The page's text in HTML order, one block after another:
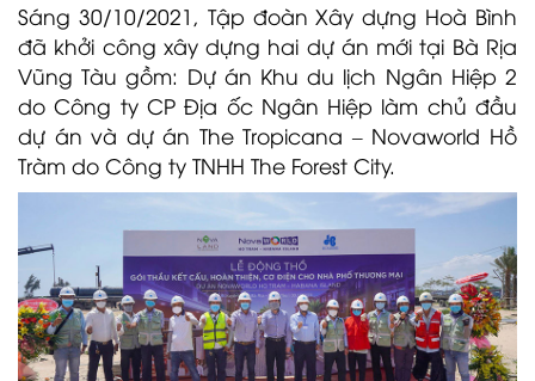
Sáng 30/10/2021, Tập đoàn Xây dựng Hoà Bình
đã khởi công xây dựng hai dự án mới tại Bà Rịa
Vũng Tàu gồm: Dự án Khu du lịch Ngân Hiệp 2
do Công ty CP Địa ốc Ngân Hiệp làm chủ đầu
dự án và dự án The Tropicana – Novaworld Hồ
Tràm do Công ty TNHH The Forest City.